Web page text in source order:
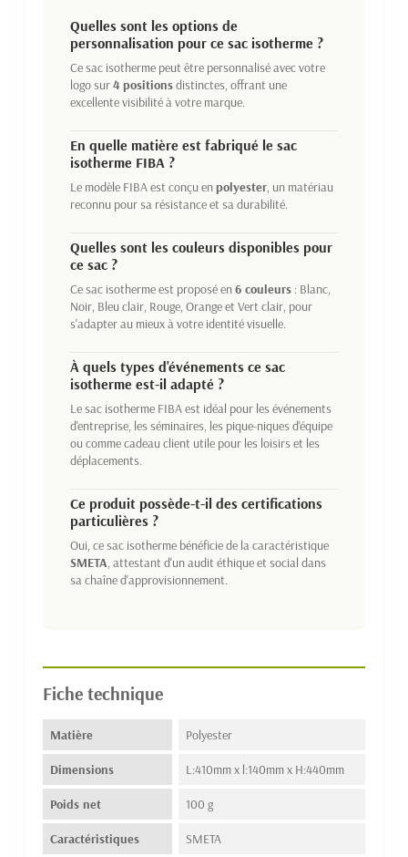
Quelles sont les options de
personnalisation pour ce sac isotherme ?
Ce sac isotherme peut être personnalisé avec votre
logo sur4 positionsdistinctes, offrant une
excellente visibilité à votre marque.
En quelle matière est fabriqué le sac
isotherme FIBA ?
Le modèle FIBA est conçu enpolyester, un matériau
reconnu pour sa résistance et sa durabilité.
Quelles sont les couleurs disponibles pour
ce sac ?
Ce sac isotherme est proposé en6 couleurs : Blanc,
Noir, Bleu clair, Rouge, Orange et Vert clair, pour
s'adapter au mieux à votre identité visuelle.
À quels types d'événements ce sac
isotherme est-il adapté ?
Le sac isotherme FIBA est idéal pour les événements
d'entreprise, les séminaires, les pique-niques d'équipe
ou comme cadeau client utile pour les loisirs et les
déplacements.
Ce produit possède-t-il des certifications
particulières ?
Oui, ce sac isotherme bénéficie de la caractéristique
SMETA, attestant d'un audit éthique et social dans
sa chaîne d'approvisionnement.
Fiche technique
Matière Polyester
Dimensions L:410mm x l:140mm x H:440mm
Poids net 100 g
Caractéristiques SMETA